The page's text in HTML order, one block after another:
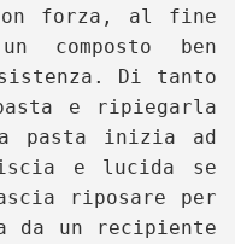
forza, al fine
composto ben
Di tanto
e ripiegarla
pasta inizia ad
e lucida se
riposare per
da un recipiente